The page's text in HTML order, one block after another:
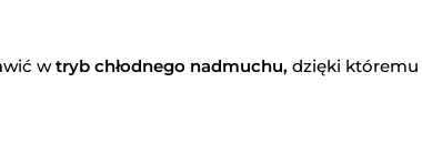
wtryb chłodnego nadmuchu, dzięki któremu